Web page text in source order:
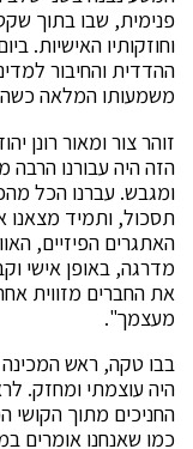
פנימית, שבו בתוך
וחוזקותיו האישיות.
ההדדית והחיבור
משמעותו המלאה
זוהר צור ומאור רונן
הזה היה עבורנו הרבה
ומגבש. עברנו הכל
תסכול, ותמיד מצאנו
האתגרים הפיזיים,
מדרגה, באופן אישי
מעצמך".
בבו טקה, ראש
היה עוצמתי ומחזק.
החניכים מתוך הקושי
כמו שאנחנו אומרים